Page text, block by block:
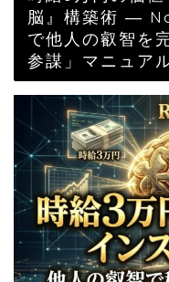
脳』構築術 ―
で他人の叡智を
参謀」マニュア